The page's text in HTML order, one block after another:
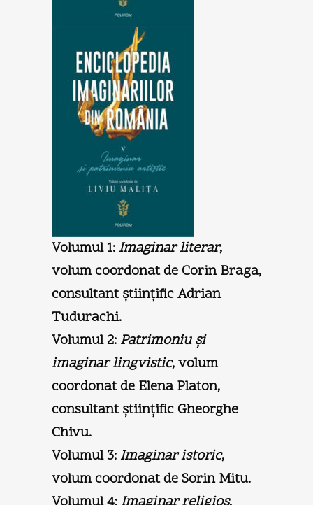
Volumul 1: Imaginar literar,
volum coordonat de Corin Braga,
consultant ştiinţific Adrian
Tudurachi.
Volumul 2: Patrimoniu şi
imaginar lingvistic, volum
coordonat de Elena Platon,
consultant ştiinţific Gheorghe
Chivu.
Volumul 3: Imaginar istoric,
volum coordonat de Sorin Mitu.